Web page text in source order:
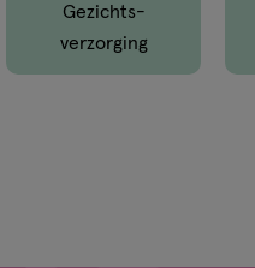
Gezichts­
Verzorging